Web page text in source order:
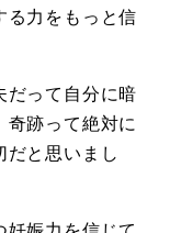
る力をもっと信
だって自分に暗
跡って絶対に
だと思いまし